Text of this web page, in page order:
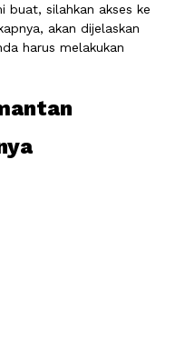
buat, silahkan akses ke
akan dijelaskan
harus melakukan